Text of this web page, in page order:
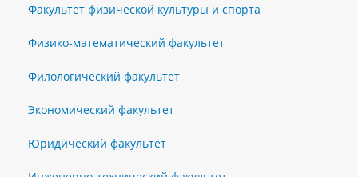
Факультет физической культуры и спорта
Физико-математический факультет
Филологический факультет
Экономический факультет
Юридический факультет